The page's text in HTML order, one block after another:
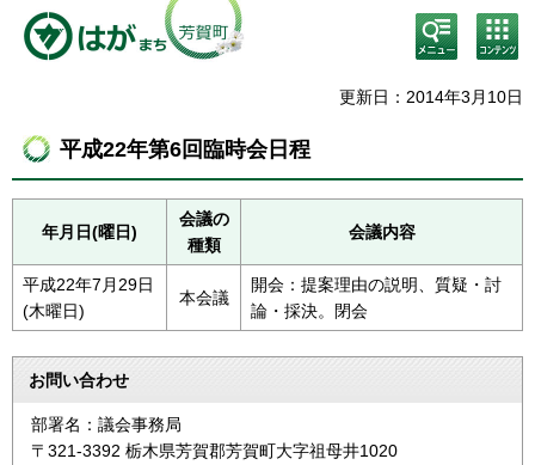
検
索・
メニ
コン
テン
ニュ
更新日：2014年3月10日
平成22年第6回臨時会日程
年月日(曜日)
会議の
種類
会議内容
平成22年7月29日
(木曜日)
本会議
開会：提案理由の説明、質疑・討
論・採決。閉会
お問い合わせ
部署名：議会事務局
〒321-3392 栃木県芳賀郡芳賀町大字祖母井1020